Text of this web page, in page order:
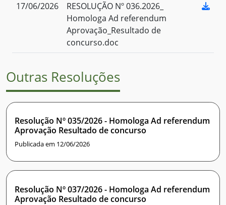
17/06/2026
RESOLUÇÃO Nº 036.2026_
Homologa Ad referendum
Aprovação_Resultado de
concurso.doc
Outras Resoluções
Resolução Nº 035/2026 - Homologa Ad referendum
Aprovação Resultado de concurso
Publicada em 12/06/2026
Resolução Nº 037/2026 - Homologa Ad referendum
Aprovação Resultado de concurso